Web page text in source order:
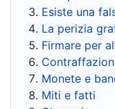
Esiste una
La perizia
Firmare per
Monete e
Miti e fatti